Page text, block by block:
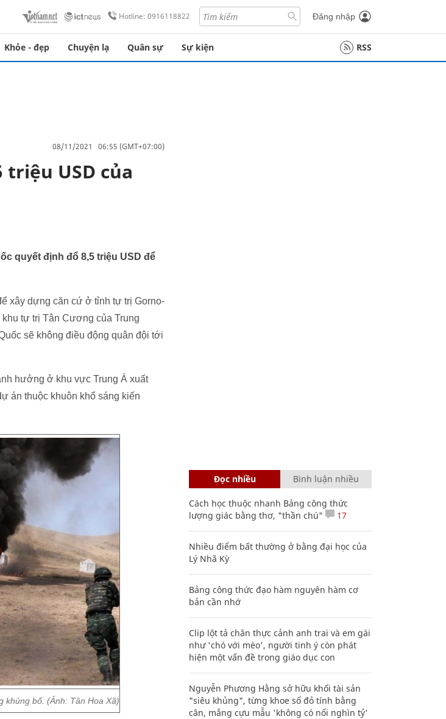
Hotline: 0916118822 Đăng nhập
Khỏe - đẹp Chuyện lạ Quân sự Sự kiện RSS
08/11/2021 06:55 (GMT+07:00)
USD của
quyết định đổ 8,5 triệu USD để
xây dựng căn cứ ở tỉnh tự trị Gorno-
tự trị Tân Cương của Trung
sẽ không điều động quân đội tới
hưởng ở khu vực Trung Á xuất
án thuộc khuôn khổ sáng kiến
khủng bố. (Ảnh: Tân Hoa Xã)
Đọc nhiều Bình luận nhiều
Cách học thuộc nhanh Bảng công thức
lượng giác bằng thơ, "thần chú"
17
Nhiều điểm bất thường ở bằng đại học của
Lý Nhã Kỳ
Bảng công thức đạo hàm nguyên hàm cơ
bản cần nhớ
Clip lột tả chân thực cảnh anh trai và em gái
như 'chó với mèo', người tinh ý còn phát
hiện một vấn đề trong giáo dục con
Nguyễn Phương Hằng sở hữu khối tài sản
"siêu khủng", từng khoe sổ đỏ tính bằng
cân, mắng cựu mẫu 'không có nổi nghìn tỷ'